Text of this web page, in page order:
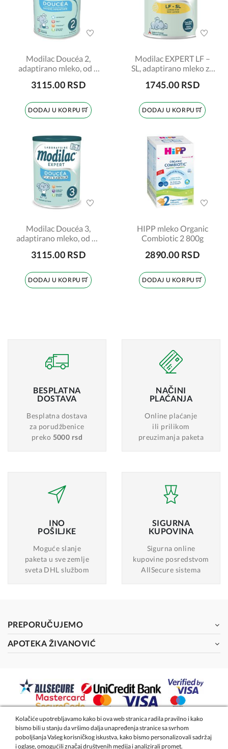
Modilac Doucéa 2,
adaptirano mleko, od 6
3115.00 RSD
DODAJ U KORPU
Modilac EXPERT LF –
SL, adaptirano mleko za
od rođenja, 400gr
1745.00 RSD
DODAJ U KORPU
Modilac Doucéa 3,
adaptirano mleko, od 12
3115.00 RSD
DODAJ U KORPU
HIPP mleko Organic
Combiotic 2 800g
2890.00 RSD
DODAJ U KORPU
BESPLATNA
DOSTAVA
Besplatna dostava
za porudžbenice
preko 5000 rsd
NAČINI
PLAĆANJA
Online plaćanje
ili prilikom
preuzimanja paketa
INO
POŠILJKE
Moguće slanje
paketa u sve zemlje
sveta DHL službom
SIGURNA
KUPOVINA
Sigurna online
kupovine posredstvom
AllSecure sistema
PREPORUČUJEMO
APOTEKA ŽIVANOVIĆ
2026 - Apoteka Magistra Živanović
Kolačiće upotrebljavamo kako bi ova web stranica radila pravilno i kako
bismo bili u stanju da vršimo dalja unapređenja stranice sa svrhom
poboljšanja Vašeg korisničkog iskustva, kako bismo personalizovali sadržaj
i oglase, omogućili značaj društvenih medija i analizirali promet.